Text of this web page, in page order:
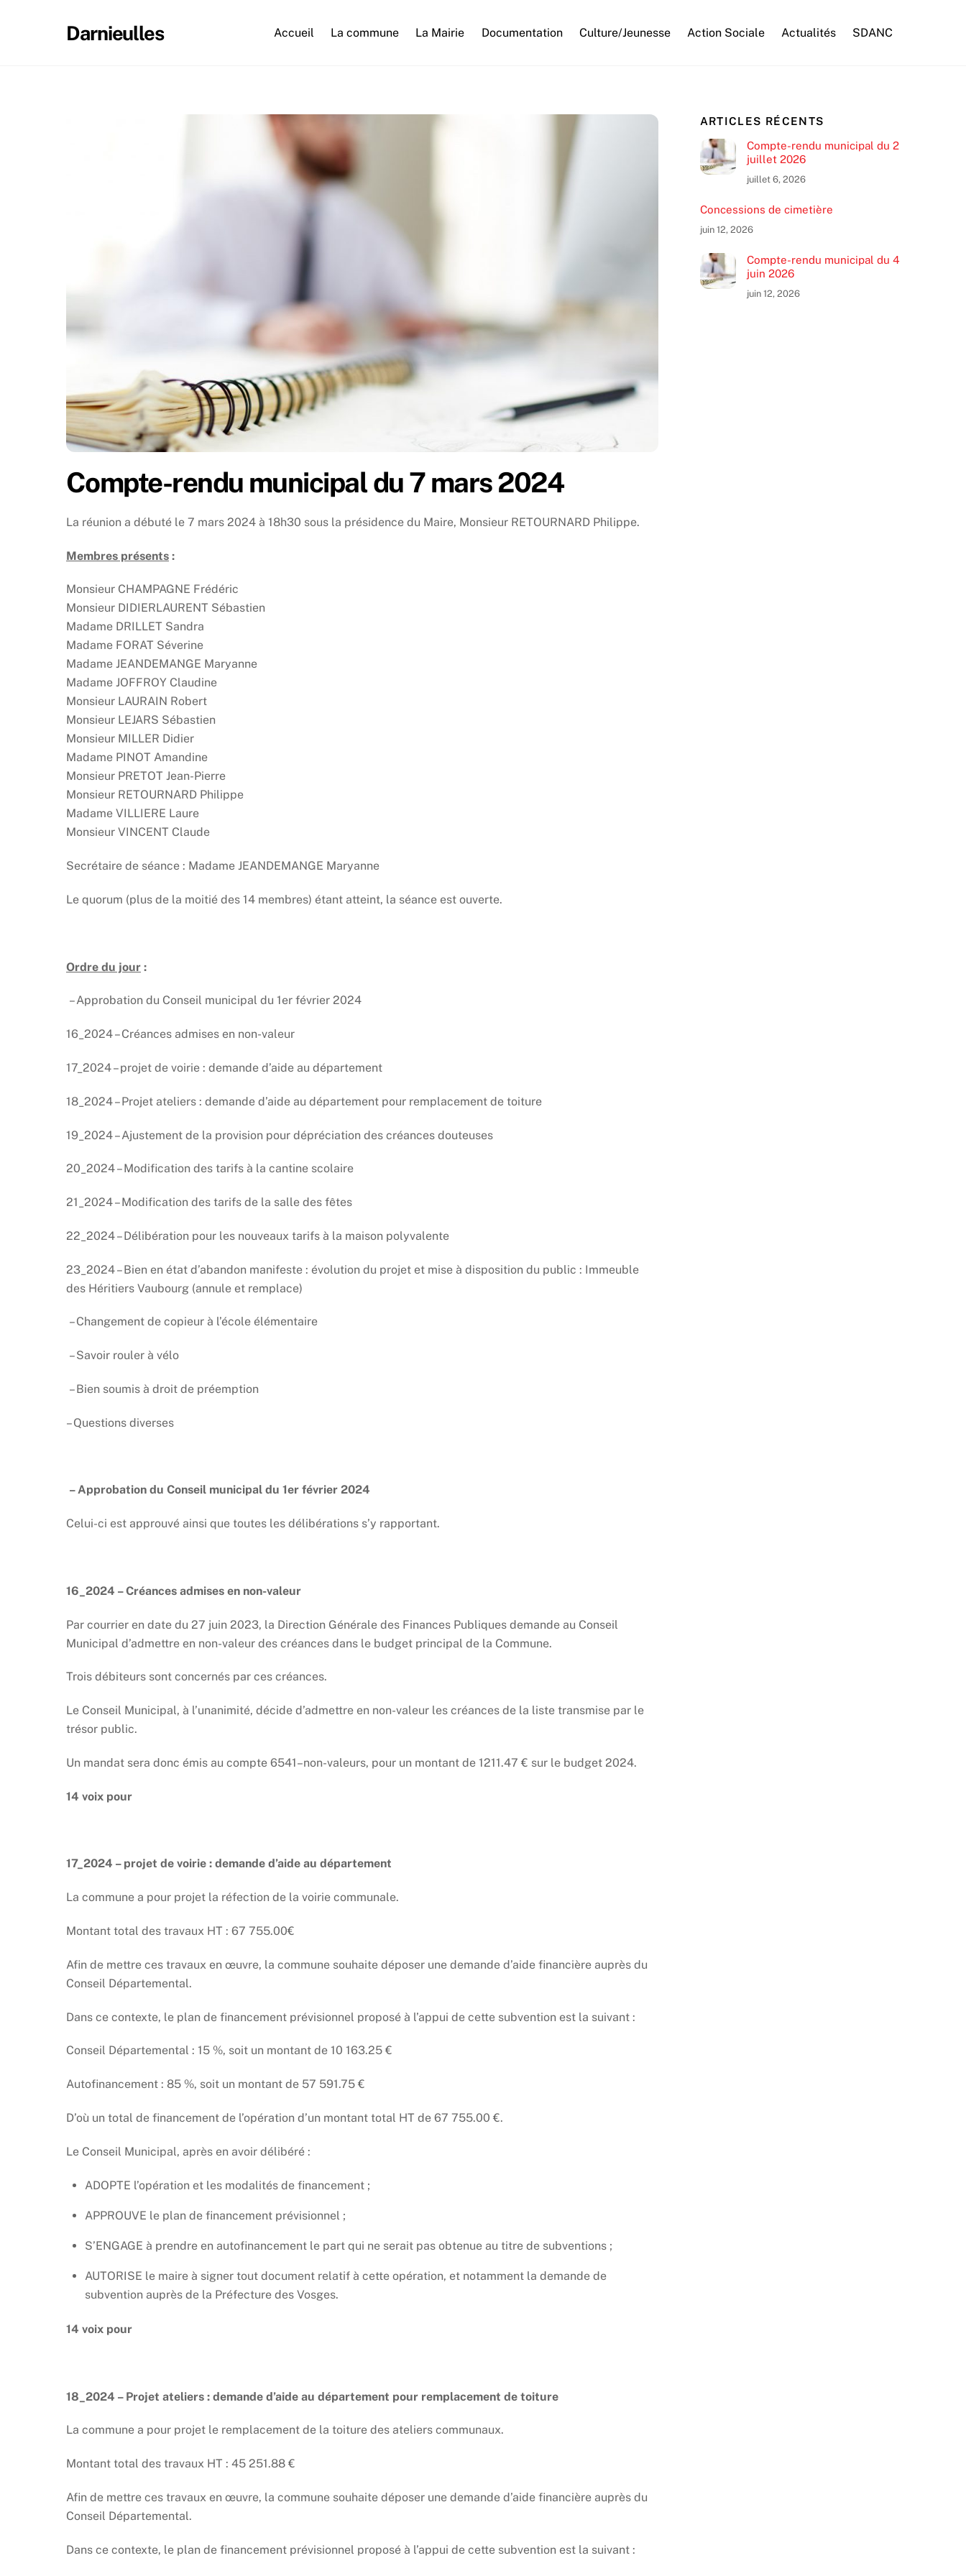
Darnieulles Accueil La commune La Mairie Documentation Culture/Jeunesse Action Sociale Actualités SDANC
Compte-rendu municipal du 7 mars 2024
La réunion a débuté le 7 mars 2024 à 18h30 sous la présidence du Maire, Monsieur RETOURNARD Philippe.
Membres présents :
Monsieur CHAMPAGNE Frédéric
Monsieur DIDIERLAURENT Sébastien
Madame DRILLET Sandra
Madame FORAT Séverine
Madame JEANDEMANGE Maryanne
Madame JOFFROY Claudine
Monsieur LAURAIN Robert
Monsieur LEJARS Sébastien
Monsieur MILLER Didier
Madame PINOT Amandine
Monsieur PRETOT Jean-Pierre
Monsieur RETOURNARD Philippe
Madame VILLIERE Laure
Monsieur VINCENT Claude
Secrétaire de séance : Madame JEANDEMANGE Maryanne
Le quorum (plus de la moitié des 14 membres) étant atteint, la séance est ouverte.
Ordre du jour :
– Approbation du Conseil municipal du 1er février 2024
16_2024 – Créances admises en non-valeur
17_2024 – projet de voirie : demande d’aide au département
18_2024 – Projet ateliers : demande d’aide au département pour remplacement de toiture
19_2024 – Ajustement de la provision pour dépréciation des créances douteuses
20_2024 – Modification des tarifs à la cantine scolaire
21_2024 – Modification des tarifs de la salle des fêtes
22_2024 – Délibération pour les nouveaux tarifs à la maison polyvalente
23_2024 – Bien en état d’abandon manifeste : évolution du projet et mise à disposition du public : Immeuble
des Héritiers Vaubourg (annule et remplace)
– Changement de copieur à l’école élémentaire
– Savoir rouler à vélo
– Bien soumis à droit de préemption
– Questions diverses
– Approbation du Conseil municipal du 1er février 2024
Celui-ci est approuvé ainsi que toutes les délibérations s’y rapportant.
16_2024 – Créances admises en non-valeur
Par courrier en date du 27 juin 2023, la Direction Générale des Finances Publiques demande au Conseil
Municipal d’admettre en non-valeur des créances dans le budget principal de la Commune.
Trois débiteurs sont concernés par ces créances.
Le Conseil Municipal, à l’unanimité, décide d’admettre en non-valeur les créances de la liste transmise par le
trésor public.
Un mandat sera donc émis au compte 6541–non-valeurs, pour un montant de 1211.47 € sur le budget 2024.
14 voix pour
17_2024 – projet de voirie : demande d’aide au département
La commune a pour projet la réfection de la voirie communale.
Montant total des travaux HT : 67 755.00€
Afin de mettre ces travaux en œuvre, la commune souhaite déposer une demande d’aide financière auprès du
Conseil Départemental.
Dans ce contexte, le plan de financement prévisionnel proposé à l’appui de cette subvention est la suivant :
Conseil Départemental : 15 %, soit un montant de 10 163.25 €
Autofinancement : 85 %, soit un montant de 57 591.75 €
D’où un total de financement de l’opération d’un montant total HT de 67 755.00 €.
Le Conseil Municipal, après en avoir délibéré :
ADOPTE l’opération et les modalités de financement ;
APPROUVE le plan de financement prévisionnel ;
S’ENGAGE à prendre en autofinancement le part qui ne serait pas obtenue au titre de subventions ;
AUTORISE le maire à signer tout document relatif à cette opération, et notamment la demande de
subvention auprès de la Préfecture des Vosges.
14 voix pour
18_2024 – Projet ateliers : demande d’aide au département pour remplacement de toiture
La commune a pour projet le remplacement de la toiture des ateliers communaux.
Montant total des travaux HT : 45 251.88 €
Afin de mettre ces travaux en œuvre, la commune souhaite déposer une demande d’aide financière auprès du
Conseil Départemental.
Dans ce contexte, le plan de financement prévisionnel proposé à l’appui de cette subvention est la suivant :
ARTICLES RÉCENTS
Compte-rendu municipal du 2
juillet 2026
juillet 6, 2026
Concessions de cimetière
juin 12, 2026
Compte-rendu municipal du 4
juin 2026
juin 12, 2026